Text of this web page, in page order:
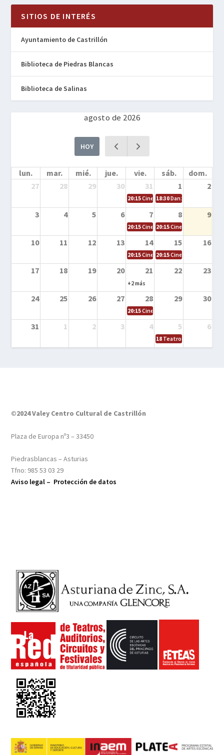
SITIOS DE INTERÉS
Ayuntamiento de Castrillón
Biblioteca de Piedras Blancas
Biblioteca de Salinas
agosto de 2026
HOY
lun. mar. mié. jue. vie. sáb.
dom.
27
28 29 30 31 1 2
20:15Cine en la calle – Cómo
18:30Danza – Cita en el
3 4 5 6 7 8 9
20:15Cine en la calle – El niño y la
20:15Cine en la calle –
10 11 12 13 14 15 16
20:15Cine en la calle – Tortugas
20:15Cine en la calle –
17 18 19 20 21 22 23
+2 más
24 25 26 27 28 29 30
20:15Cine en el calle – Tintín y el
31 1 2 3 4 5 6
18 Teatro – Tres
©2024 Valey Centro Cultural de Castrillón
Plaza de Europa nº3 – 33450
Piedrasblancas – Asturias
Tfno: 985 53 03 29
Aviso legal – Protección de datos